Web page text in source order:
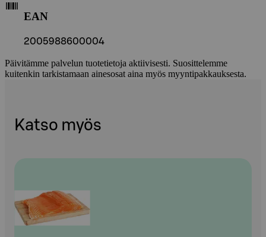
EAN
2005988600004
Päivitämme palvelun tuotetietoja aktiivisesti. Suosittelemme
kuitenkin tarkistamaan ainesosat aina myös myyntipakkauksesta.
Katso myös